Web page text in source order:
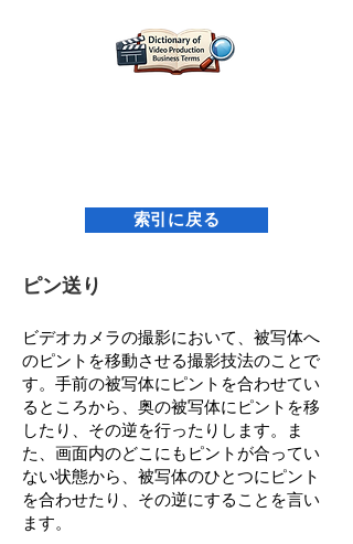
索引に戻る
ピン送り
ビデオカメラの撮影において、被写体へ
のピントを移動させる撮影技法のことで
す。手前の被写体にピントを合わせてい
るところから、奥の被写体にピントを移
したり、その逆を行ったりします。ま
た、画面内のどこにもピントが合ってい
ない状態から、被写体のひとつにピント
を合わせたり、その逆にすることを言い
ます。